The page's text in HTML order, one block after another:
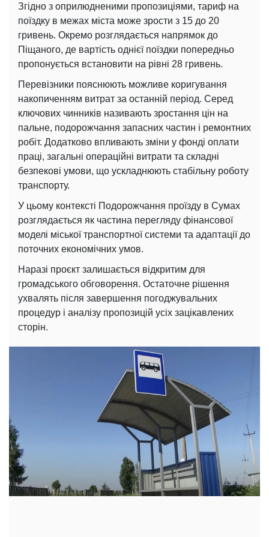
Згідно з оприлюдненими пропозиціями, тариф на
поїздку в межах міста може зрости з 15 до 20
гривень. Окремо розглядається напрямок до
Піщаного, де вартість однієї поїздки попередньо
пропонується встановити на рівні 28 гривень.
Перевізники пояснюють можливе коригування
накопиченням витрат за останній період. Серед
ключових чинників називають зростання цін на
пальне, подорожчання запасних частин і ремонтних
робіт. Додатково впливають зміни у фонді оплати
праці, загальні операційні витрати та складні
безпекові умови, що ускладнюють стабільну роботу
транспорту.
У цьому контексті Подорожчання проїзду в Сумах
розглядається як частина перегляду фінансової
моделі міської транспортної системи та адаптації до
поточних економічних умов.
Наразі проєкт залишається відкритим для
громадського обговорення. Остаточне рішення
ухвалять після завершення погоджувальних
процедур і аналізу пропозицій усіх зацікавлених
сторін.